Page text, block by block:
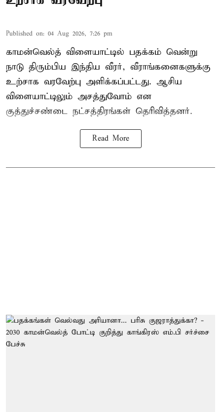
Published on: 04 Aug 2026, 7:26 pm
காமன்வெல்த் விளையாட்டில் பதக்கம் வென்று
நாடு திரும்பிய இந்திய வீரர், வீராங்கனைகளுக்கு
உற்சாக வரவேற்பு அளிக்கப்பட்டது. ஆசிய
விளையாட்டிலும் அசத்துவோம் என
குத்துச்சண்டை நட்சத்திரங்கள் தெரிவித்தனர்.
Read More